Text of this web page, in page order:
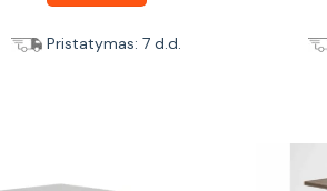
Pristatymas: 7 d.d.